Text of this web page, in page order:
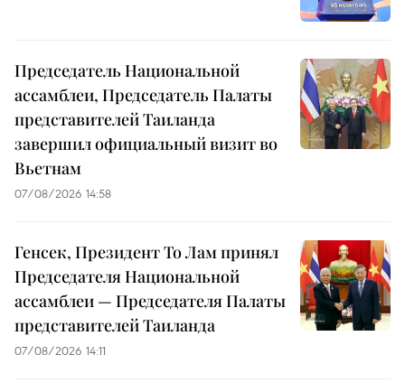
Председатель Национальной
ассамблеи, Председатель Палаты
представителей Таиланда
завершил официальный визит во
Вьетнам
07/08/2026 14:58
Генсек, Президент То Лам принял
Председателя Национальной
ассамблеи — Председателя Палаты
представителей Таиланда
07/08/2026 14:11